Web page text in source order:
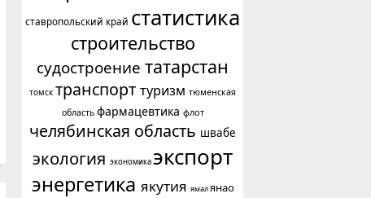
ставропольский край статистика
строительство
судостроение татарстан
томск транспорт туризм тюменская
область фармацевтика флот
челябинская область швабе
экология экономикаэкспорт
энергетика якутия ямалянао